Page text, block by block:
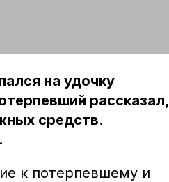
на удочку
рассказал,
средств.
к потерпевшему и